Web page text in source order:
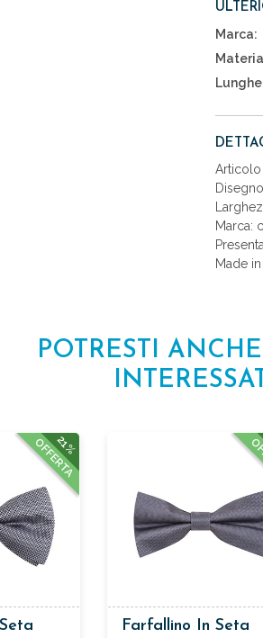
Marca:
Articolo
Marca:
Made in
POTRESTI
21%
OFFERTA
Farfallino In Seta